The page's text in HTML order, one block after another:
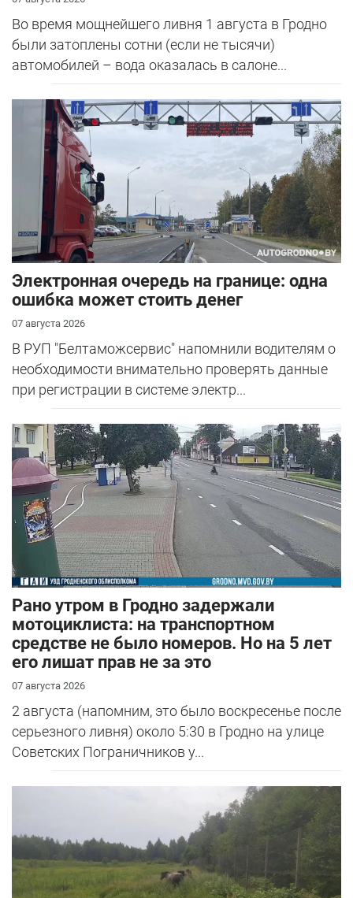
Во время мощнейшего ливня 1 августа в Гродно
были затоплены сотни (если не тысячи)
автомобилей – вода оказалась в салоне...
Электронная очередь на границе: одна
ошибка может стоить денег
07 августа 2026
В РУП "Белтаможсервис" напомнили водителям о
необходимости внимательно проверять данные
при регистрации в системе электр...
Рано утром в Гродно задержали
мотоциклиста: на транспортном
средстве не было номеров. Но на 5 лет
его лишат прав не за это
07 августа 2026
2 августа (напомним, это было воскресенье после
серьезного ливня) около 5:30 в Гродно на улице
Советских Пограничников у...